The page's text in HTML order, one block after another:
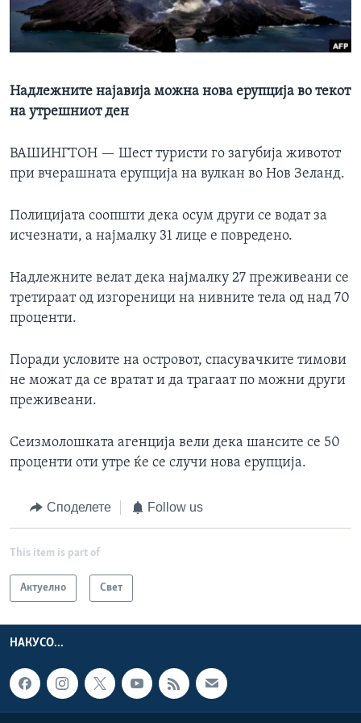
ИНТЕРВЈУА
Јазици
Надлежните најавија можна нова ерупција во текот
на утрешниот ден
ВАШИНГТОН — Шест туристи го загубија животот
при вчерашната ерупција на вулкан во Нов Зеланд.
Полицијата соопшти дека осум други се водат за
исчезнати, а најмалку 31 лице е повредено.
Надлежните велат дека најмалку 27 преживеани се
третираат од изгореници на нивните тела од над 70
проценти.
Поради условите на островот, спасувачките тимови
не можат да се вратат и да трагаат по можни други
преживеани.
Сеизмолошката агенција вели дека шансите се 50
проценти оти утре ќе се случи нова ерупција.
Споделете Follow us
This item is part of
Актуелно Свет
НАКУСО...